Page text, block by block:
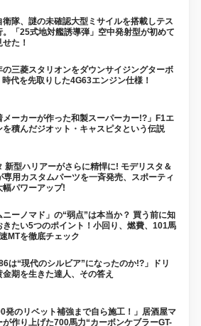
衛隊、謎の未確認大型ミサイルを搭載しテス
。「25式地対艦誘導弾」空中発射型が初めて
た！
の三菱スタリオンをダウンサイジングターボ
代を先取りした4G63エンジン仕様！
メーカーが作った和製スーパーカー!?」F1エ
を積んだジオット・キャスピタという伝説
新型ハリアーがさらに精悍に! モデリスタ＆
専用カスタムパーツを一斉発売、スポーティ
幅パワーアップ!
ニーノマド」の“弱点”は本当か？ 買う前に知
きたい5つのポイント！小回り、燃費、101馬
MTを徹底チェック
は“現代のシルビア”になったのか!?」ドリ
金期を生きた達人、その答え
発のリベット補強まで自ら施工！」居酒屋マ
が作り上げた700馬力“カーボンケブラーGT-